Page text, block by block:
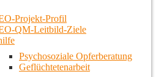
Projekt-Profil
QM-Leitbild-Ziele
Psychosoziale Opferberatung
Geflüchtetenarbeit